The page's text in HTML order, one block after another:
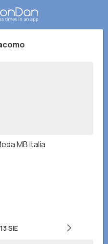
MB Italia
13 SIE